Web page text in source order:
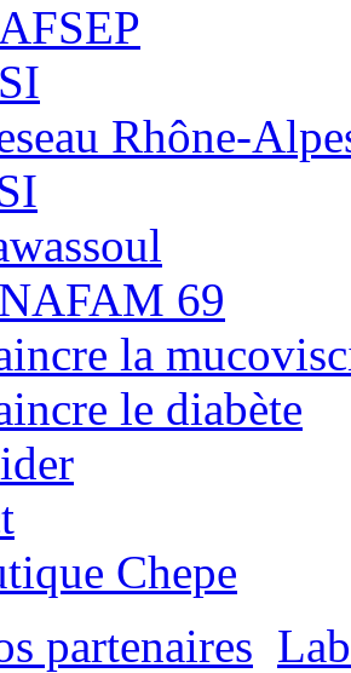
Rhône-
69
la
le diabète
Chepe
partenaires